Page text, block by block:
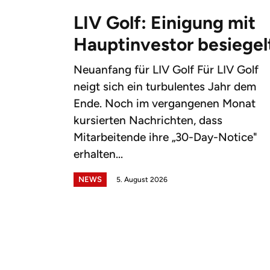
LIV Golf: Einigung mit
Hauptinvestor
Neuanfang für LIV Golf Für LIV Golf
neigt sich ein turbulentes Jahr dem
Ende. Noch im vergangenen Monat
kursierten Nachrichten, dass
Mitarbeitende ihre „30-Day-Notice"
erhalten...
NEWS 5. August 2026